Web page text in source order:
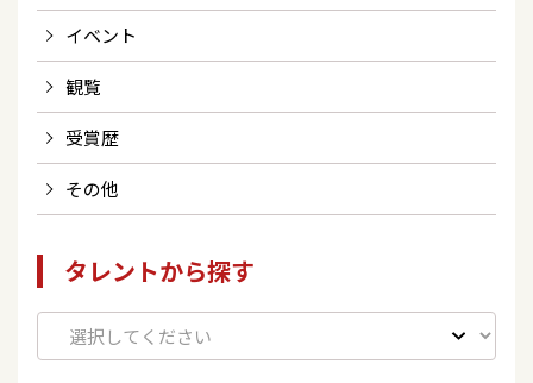
イベント
観覧
受賞歴
その他
タレントから探す